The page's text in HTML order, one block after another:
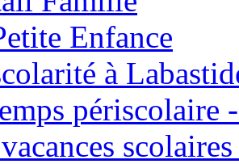
Enfance
à
périscolaire